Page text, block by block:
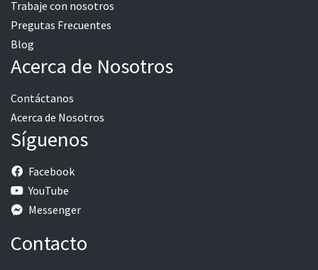
Trabaje con nosotros
Pregutas Frecuentes
Blog
Acerca de Nosotros
Contáctanos
Acerca de Nosotros
Síguenos
Facebook
YouTube
Messenger
Contacto